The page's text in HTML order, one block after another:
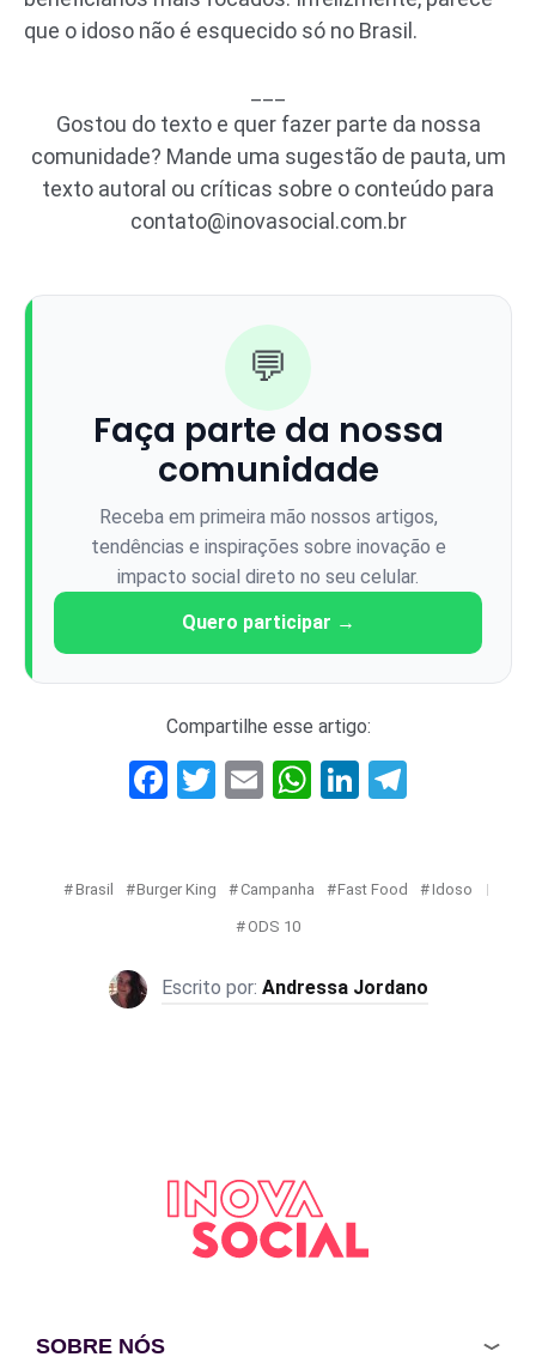
que o idoso não é esquecido só no Brasil.
Gostou do texto e quer fazer parte da nossa
comunidade? Mande uma sugestão de pauta, um
texto autoral ou críticas sobre o conteúdo para
contato@inovasocial.com.br
💬
Faça parte da nossa
comunidade
Receba em primeira mão nossos artigos,
tendências e inspirações sobre inovação e
impacto social direto no seu celular.
Quero participar →
Compartilhe esse artigo:
Facebook
Twitter
EmailWhatsApp
LinkedIn
Brasil Burger King Campanha Fast Food Idoso
ODS 10
Andressa Jordano
SOBRE NÓS